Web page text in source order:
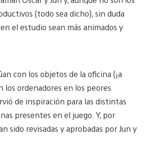
(todo sea dicho), sin duda
el estudio sean más animados y
con los objetos de la oficina (¡a
los ordenadores en los peores
de inspiración para las distintas
presentes en el juego. Y, por
sido revisadas y aprobadas por Jun y